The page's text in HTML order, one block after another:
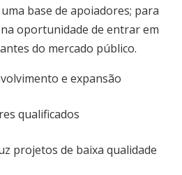
base de apoiadores; para
oportunidade de entrar em
do mercado público.
e expansão
qualificados
projetos de baixa qualidade